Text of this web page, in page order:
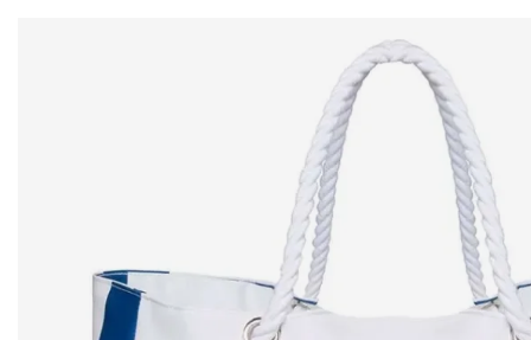
Ajouter au panier
Médaille commémorative Gaudí
Afficher
Motxilla Stivibags